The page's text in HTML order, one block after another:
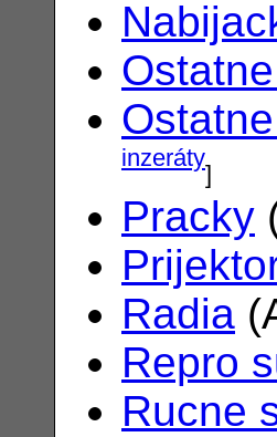
inzeráty]
Pracky
Radia
Repro
Rucne